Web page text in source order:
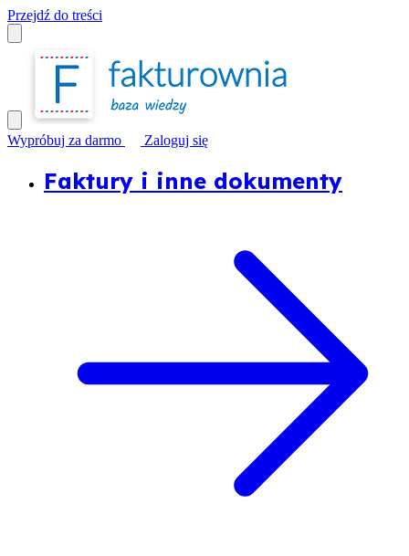
Przejdź do treści
Wypróbuj za darmo Zaloguj się
Faktury i inne dokumenty